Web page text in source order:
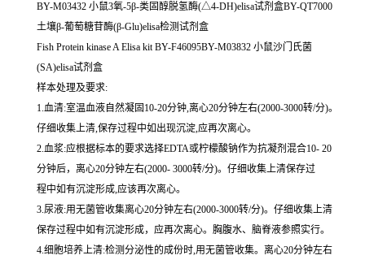
BY-M03432 小鼠3氧-5β-类固醇脱氢酶(△4-DH)elisa试剂盒BY-QT7000
土壤β-葡萄糖苷酶(β-Glu)elisa检测试剂盒
Fish Protein kinase A Elisa kit BY-F46095BY-M03832 小鼠沙门氏菌
(SA)elisa试剂盒
样本处理及要求:
1.血清:室温血液自然凝固10-20分钟,离心20分钟左右(2000-3000转/分)。
仔细收集上清,保存过程中如出现沉淀,应再次离心。
2.血浆:应根据标本的要求选择EDTA或柠檬酸钠作为抗凝剂混合10- 20
分钟后，离心20分钟左右(2000- 3000转/分)。仔细收集上清保存过
程中如有沉淀形成,应该再次离心。
3.尿液:用无菌管收集离心20分钟左右(2000-3000转/分)。仔细收集上清
保存过程中如有沉淀形成，应再次离心。胸腹水、脑脊液参照实行。
4.细胞培养上清:检测分泌性的成份时,用无菌管收集。离心20分钟左右